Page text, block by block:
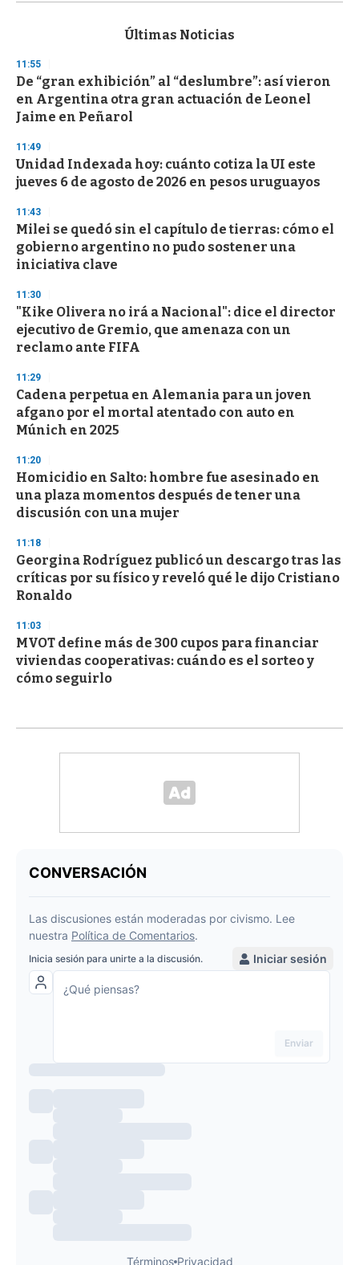
s
d
s
o
f
3
s
e
c
o
d
s
Últimas Noticias
11:55
De “gran exhibición” al “deslumbre”: así vieron
en Argentina otra gran actuación de Leonel
Jaime en Peñarol
11:49
Unidad Indexada hoy: cuánto cotiza la UI este
jueves 6 de agosto de 2026 en pesos uruguayos
11:43
Milei se quedó sin el capítulo de tierras: cómo el
gobierno argentino no pudo sostener una
iniciativa clave
11:30
"Kike Olivera no irá a Nacional": dice el director
ejecutivo de Gremio, que amenaza con un
reclamo ante FIFA
11:29
Cadena perpetua en Alemania para un joven
afgano por el mortal atentado con auto en
Múnich en 2025
11:20
Homicidio en Salto: hombre fue asesinado en
una plaza momentos después de tener una
discusión con una mujer
11:18
Georgina Rodríguez publicó un descargo tras las
críticas por su físico y reveló qué le dijo Cristiano
Ronaldo
11:03
MVOT define más de 300 cupos para financiar
viviendas cooperativas: cuándo es el sorteo y
cómo seguirlo